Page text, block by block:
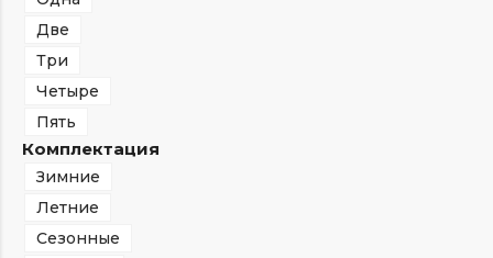
Две
Три
Четыре
Пять
Комплектация
Зимние
Летние
Сезонные